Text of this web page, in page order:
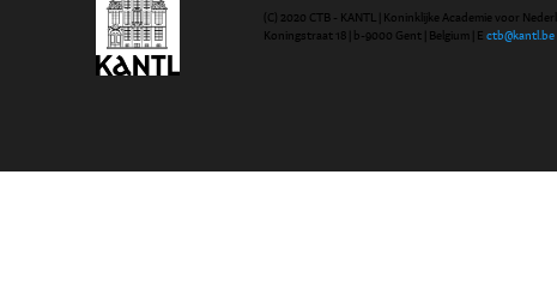
(C) 2020 CTB - KANTL | Koninklijke Academie voor
Koningstraat 18 | b-9000 Gent | Belgium | Ectb@kantl.be